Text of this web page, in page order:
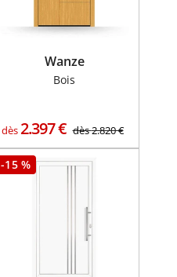
Wanze
Bois
dès2.397€ dès2.820€
-15 %